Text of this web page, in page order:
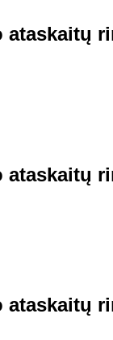
ataskaitų
ataskaitų
ataskaitų